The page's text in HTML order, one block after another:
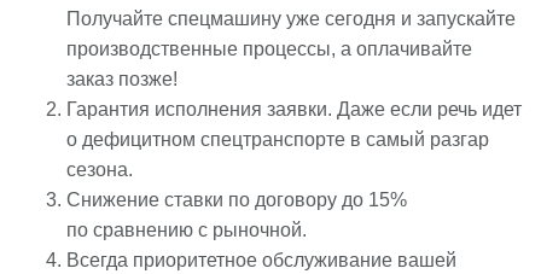
Получайте спецмашину уже сегодня и запускайте
производственные процессы, а оплачивайте
заказ позже!
Гарантия исполнения заявки. Даже если речь идет
о дефицитном спецтранспорте в самый разгар
сезона.
Снижение ставки по договору до 15%
по сравнению с рыночной.
Всегда приоритетное обслуживание вашей